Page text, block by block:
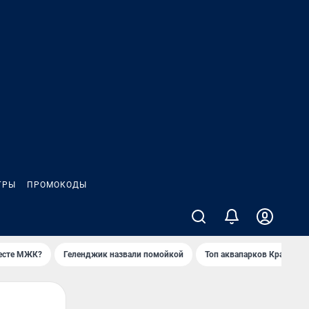
ПРОМОКОДЫ
МЖК? Геленджик назвали помойкой Топ аквапарков